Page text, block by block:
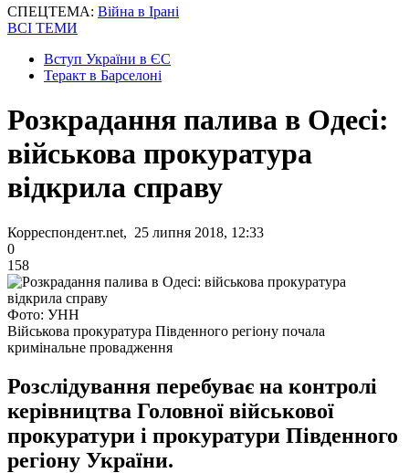
СПЕЦТЕМА: Війна в Ірані
ВСІ ТЕМИ
Вступ України в ЄС
Теракт в Барселоні
Розкрадання палива в Одесі:
військова прокуратура
відкрила справу
Корреспондент.net, 25 липня 2018, 12:33
0
158
Фото: УНН
Військова прокуратура Південного регіону почала
кримінальне провадження
Розслідування перебуває на контролі
керівництва Головної військової
прокуратури і прокуратури Південного
регіону України.